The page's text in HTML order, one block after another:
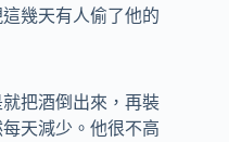
幾天有人偷了他的
把酒倒出來，再裝
天減少。他很不高